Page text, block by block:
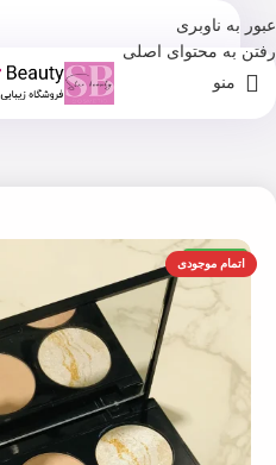
عبور به ناوبری
رفتن به محتوای اصلی
منو
اتمام موجودی
اورجینال